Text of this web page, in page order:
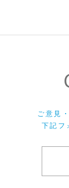
ご意見
下記フ